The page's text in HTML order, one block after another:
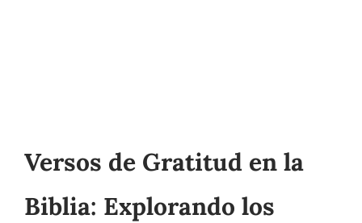
Versos de Gratitud en la
Biblia: Explorando los